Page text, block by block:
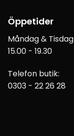
Öppetider
Måndag & Tisdag
15.00 - 19.30
Telefon butik:
0303 - 22 26 28